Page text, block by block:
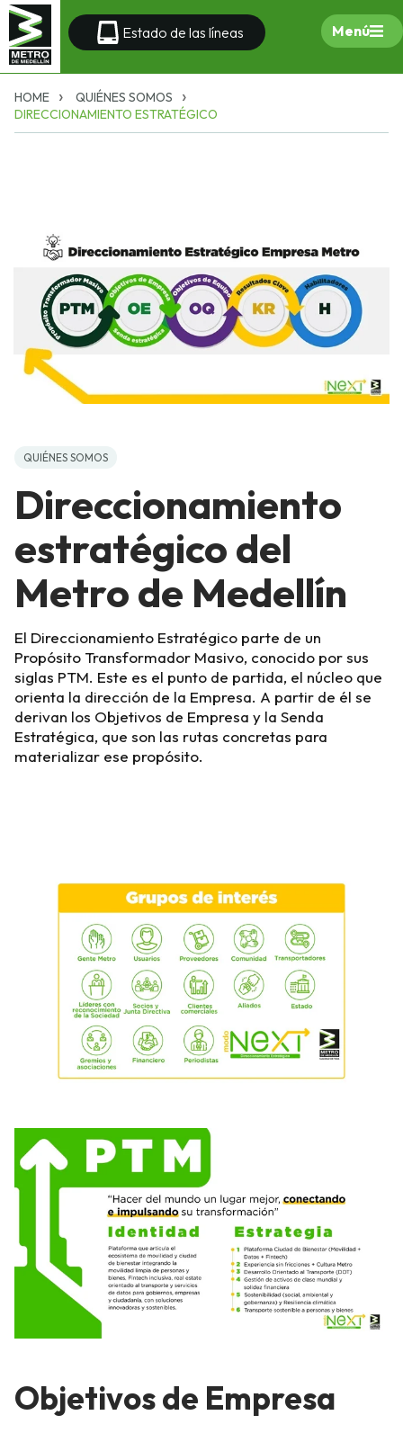
Estado de las líneas Menú
HOME
QUIÉNES SOMOS
DIRECCIONAMIENTO ESTRATÉGICO
QUIÉNES SOMOS
Direccionamiento
estratégico del
Metro de Medellín
El Direccionamiento Estratégico parte de un
Propósito Transformador Masivo, conocido por sus
siglas PTM. Este es el punto de partida, el núcleo que
orienta la dirección de la Empresa. A partir de él se
derivan los Objetivos de Empresa y la Senda
Estratégica, que son las rutas concretas para
materializar ese propósito.
Objetivos de Empresa